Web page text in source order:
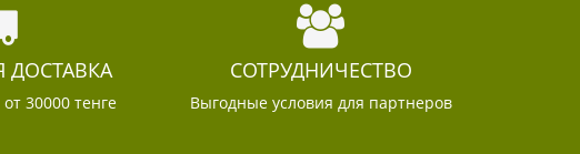
ДОСТАВКА
30000 тенге
СОТРУДНИЧЕСТВО
Выгодные условия для партнеров